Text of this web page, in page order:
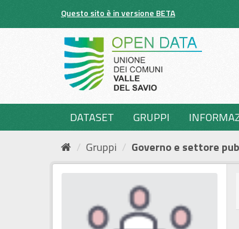
Questo sito è in versione BETA
DATASET GRUPPI
Gruppi
Governo e settore